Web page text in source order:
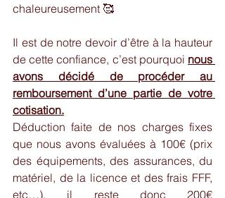
chaleureusement 🥰
Il est de notre devoir d’être à la hauteur
de cette confiance, c’est pourquoi nous
avons décidé de procéder au
remboursement d’une partie de votre
cotisation.
Déduction faite de nos charges fixes
que nous avons évaluées à 100€ (prix
des équipements, des assurances, du
matériel, de la licence et des frais FFF,
etc…), il reste donc 200€